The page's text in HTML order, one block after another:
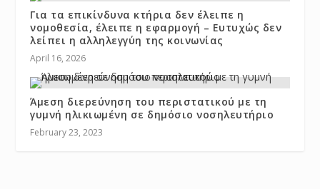
Για τα επικίνδυνα κτήρια δεν έλειπε η
νομοθεσία, έλειπε η εφαρμογή – Ευτυχώς δεν
λείπει η αλληλεγγύη της κοινωνίας
April 16, 2026
Άμεση διερεύνηση του περιστατικού με τη
γυμνή ηλικιωμένη σε δημόσιο νοσηλευτήριο
February 23, 2023